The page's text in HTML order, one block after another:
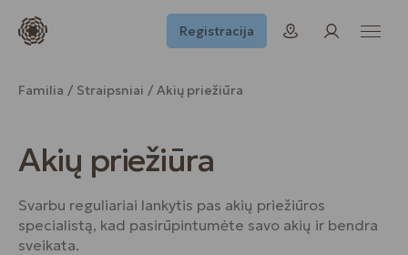
Registracija
Familia Straipsniai Akių priežiūra
Akių priežiūra
Svarbu reguliariai lankytis pas akių priežiūros
specialistą, kad pasirūpintumėte savo akių ir bendra
sveikata.